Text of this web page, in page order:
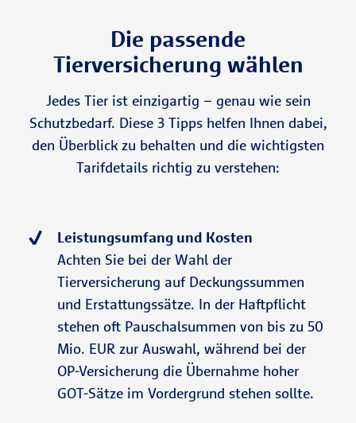
Die passende
Tierversicherung wählen
Jedes Tier ist einzigartig – genau wie sein
Schutzbedarf. Diese 3 Tipps helfen Ihnen dabei,
den Überblick zu behalten und die wichtigsten
Tarifdetails richtig zu verstehen:
Leistungsumfang und Kosten
Achten Sie bei der Wahl der
Tierversicherung auf Deckungssummen
und Erstattungssätze. In der Haftpflicht
stehen oft Pauschalsummen von bis zu 50
Mio. EUR zur Auswahl, während bei der
OP-Versicherung die Übernahme hoher
GOT-Sätze im Vordergrund stehen sollte.